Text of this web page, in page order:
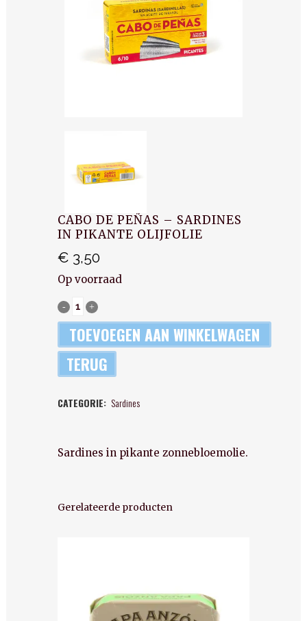
CABO DE PEÑAS – SARDINES
IN PIKANTE OLIJFOLIE
€ 3,50
Op voorraad
Cabo
peñas
-
Sardines
pikante
quantity
TOEVOEGEN AAN WINKELWAGEN
TERUG
CATEGORIE: Sardines
Sardines in pikante zonnebloemolie.
Gerelateerde producten